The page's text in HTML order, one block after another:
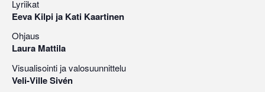
Lyriikat
Eeva Kilpi ja Kati Kaartinen
Ohjaus
Laura Mattila
Visualisointi ja valosuunnittelu
Veli-Ville Sivén